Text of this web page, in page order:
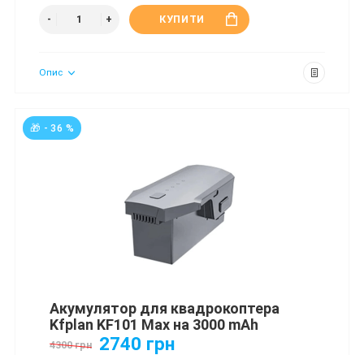
КУПИТИ
Опис
🎁 - 36 %
Акумулятор для квадрокоптера
Kfplan KF101 Max на 3000 mAh
4300 грн 2740 грн